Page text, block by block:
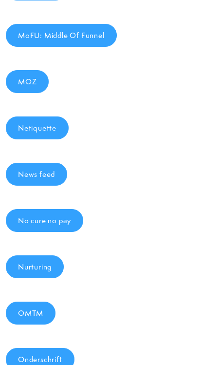
MoFU: Middle Of Funnel
MOZ
Netiquette
News feed
No cure no pay
Nurturing
OMTM
Onderschrift